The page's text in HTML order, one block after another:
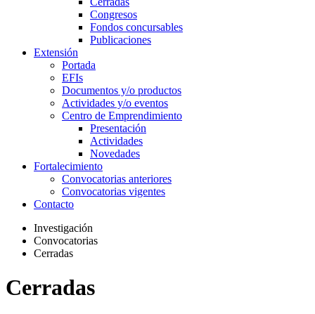
Congresos
Fondos concursables
Publicaciones
Extensión
Portada
EFIs
Documentos y/o productos
Actividades y/o eventos
Centro de Emprendimiento
Presentación
Actividades
Novedades
Fortalecimiento
Convocatorias anteriores
Convocatorias vigentes
Contacto
Investigación
Convocatorias
Cerradas
Cerradas